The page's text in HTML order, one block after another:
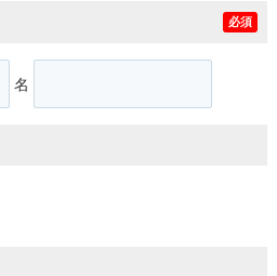
必須
名